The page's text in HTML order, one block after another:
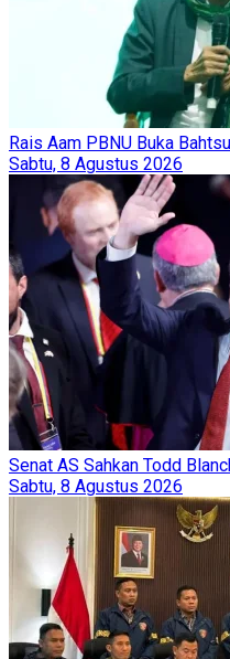
Rais Aam PBNU Buka
Sabtu, 8 Agustus 2026
Senat AS Sahkan Todd
Sabtu, 8 Agustus 2026